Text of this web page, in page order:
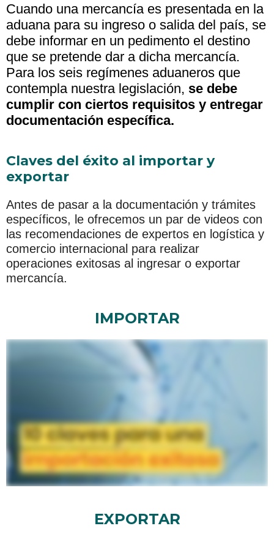
Cuando una mercancía es presentada en la
aduana para su ingreso o salida del país, se
debe informar en un pedimento el destino
que se pretende dar a dicha mercancía.
Para los seis regímenes aduaneros que
contempla nuestra legislación, se debe
cumplir con ciertos requisitos y entregar
documentación específica.
Claves del éxito al importar y
exportar
Antes de pasar a la documentación y trámites
específicos, le ofrecemos un par de videos con
las recomendaciones de expertos en logística y
comercio internacional para realizar
operaciones exitosas al ingresar o exportar
mercancía.
IMPORTAR
EXPORTAR